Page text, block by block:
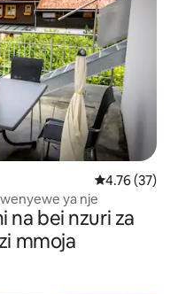
Ukadiriaji wa
4.76 (37)
ya nje
na bei nzuri za
mmoja